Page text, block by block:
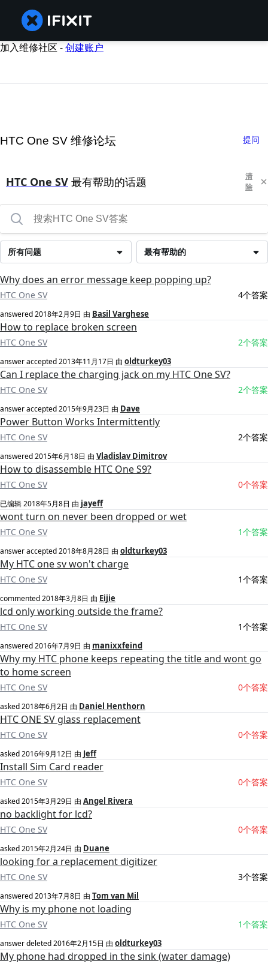
加入维修社区 -创建账户
HTC One SV 维修论坛 提问
HTC One SV 最有帮助的话题
清
除
最有帮助的
所有问题
Why does an error message keep popping up?
HTC One SV 4个答案
answered2018年2月9日 由 Basil Varghese
How to replace broken screen
HTC One SV 2个答案
answer accepted2013年11月17日 由 oldturkey03
Can I replace the charging jack on my HTC One SV?
HTC One SV 2个答案
answer accepted2015年9月23日 由 Dave
Power Button Works Intermittently
HTC One SV 2个答案
answered2015年6月18日 由 Vladislav Dimitrov
How to disassemble HTC One S9?
HTC One SV 0个答案
已编辑2018年5月8日 由 jayeff
wont turn on never been dropped or wet
HTC One SV 1个答案
answer accepted2018年8月28日 由 oldturkey03
My HTC one sv won't charge
HTC One SV 1个答案
commented2018年3月8日 由 Eijie
lcd only working outside the frame?
HTC One SV 1个答案
answered2016年7月9日 由 manixxfeind
Why my HTC phone keeps repeating the title and wont go
to home screen
HTC One SV 0个答案
asked2018年6月2日 由 Daniel Henthorn
HTC ONE SV glass replacement
HTC One SV 0个答案
asked2016年9月12日 由 Jeff
Install Sim Card reader
HTC One SV 0个答案
asked2015年3月29日 由 Angel Rivera
no backlight for lcd?
HTC One SV 0个答案
asked2015年2月24日 由 Duane
looking for a replacement digitizer
HTC One SV 3个答案
answered2013年7月8日 由 Tom van Mil
Why is my phone not loading
HTC One SV 1个答案
answer deleted2016年2月15日 由 oldturkey03
My phone had dropped in the sink (water damage)